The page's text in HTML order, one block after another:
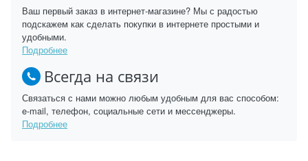
Ваш первый заказ в интернет-магазине? Мы с радостью
подскажем как сделать покупки в интернете простыми и
удобными.
Подробнее
Всегда на связи
Связаться с нами можно любым удобным для вас способом:
e-mail, телефон, социальные сети и мессенджеры.
Подробнее